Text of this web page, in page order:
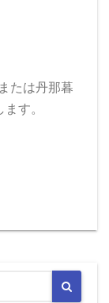
たは丹那暮
す。